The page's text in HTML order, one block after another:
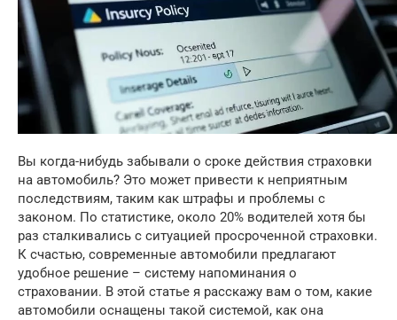
Вы когда-нибудь забывали о сроке действия страховки
на автомобиль? Это может привести к неприятным
последствиям, таким как штрафы и проблемы с
законом. По статистике, около 20% водителей хотя бы
раз сталкивались с ситуацией просроченной страховки.
К счастью, современные автомобили предлагают
удобное решение – систему напоминания о
страховании. В этой статье я расскажу вам о том, какие
автомобили оснащены такой системой, как она